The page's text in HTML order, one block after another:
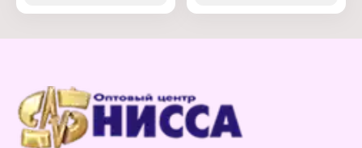
сводят к минимуму
труднодоступных
местах. Полировка
внутренней поверхности
ствола препятствует